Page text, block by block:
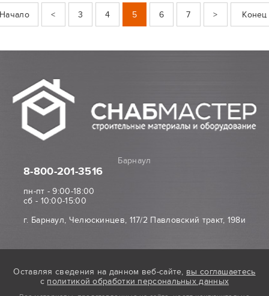
Начало < 3 4 5 6 7 > Конец
Барнаул
8-800-201-3516
пн-пт - 9:00-18:00
сб - 10:00-15:00
г. Барнаул, Челюскинцев, 117/2 Павловский тракт, 198и
Оставляя сведения на данном веб-сайте, вы соглашаетесь
с политикой обработки персональных данных